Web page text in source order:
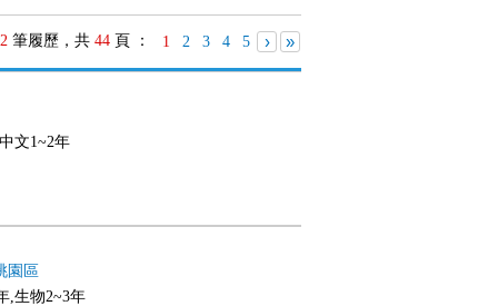
筆履歷，共 44 頁 ： 1 2 3 4 5 › »
文1~2年
園區
,生物2~3年